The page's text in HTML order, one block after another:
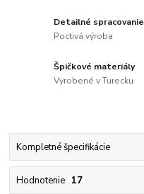
Detailné spracovanie
Poctivá výroba
Špičkové materiály
Vyrobené v Turecku
Kompletné špecifikácie
Hodnotenie 17